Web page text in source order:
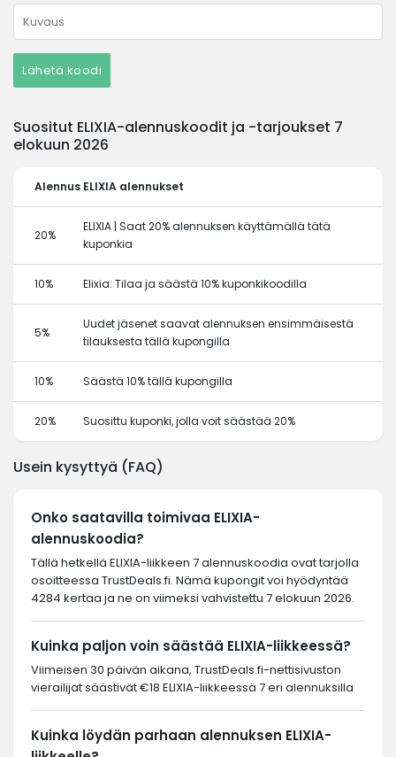
Lähetä koodi
Suositut ELIXIA-alennuskoodit ja -tarjoukset 7
elokuun 2026
Alennus ELIXIA alennukset
20%
ELIXIA | Saat 20% alennuksen käyttämällä tätä
kuponkia
10% Elixia: Tilaa ja säästä 10% kuponkikoodilla
5%
Uudet jäsenet saavat alennuksen ensimmäisestä
tilauksesta tällä kupongilla
10% Säästä 10% tällä kupongilla
20% Suosittu kuponki, jolla voit säästää 20%
Usein kysyttyä (FAQ)
Onko saatavilla toimivaa ELIXIA-
alennuskoodia?
Tällä hetkellä ELIXIA-liikkeen 7 alennuskoodia ovat tarjolla
osoitteessa TrustDeals.fi. Nämä kupongit voi hyödyntää
4284 kertaa ja ne on viimeksi vahvistettu 7 elokuun 2026.
Kuinka paljon voin säästää ELIXIA-liikkeessä?
Viimeisen 30 päivän aikana, TrustDeals.fi-nettisivuston
vierailijat säästivät €18 ELIXIA-liikkeessä 7 eri alennuksilla
Kuinka löydän parhaan alennuksen ELIXIA-